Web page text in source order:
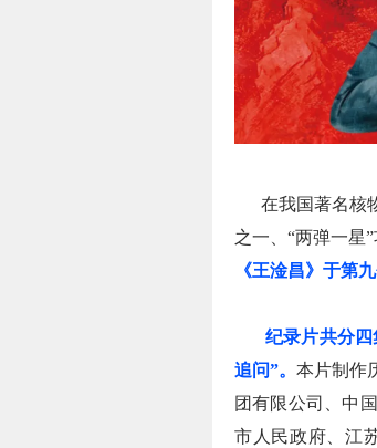
在我国著名核物
之一、“两弹一星
《王淦昌》于第
纪录片共分四
追问”。 本片制作
团有限公司、中
市人民政府、江